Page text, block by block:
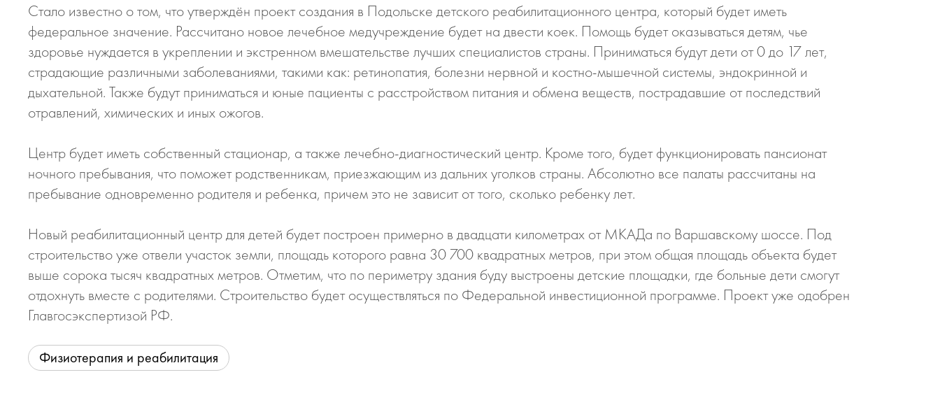
Стало известно о том, что утверждён проект создания в Подольске детского реабилитационного центра, который будет иметь
федеральное значение. Рассчитано новое лечебное медучреждение будет на двести коек. Помощь будет оказываться детям, чье
здоровье нуждается в укреплении и экстренном вмешательстве лучших специалистов страны. Приниматься будут дети от 0 до 17 лет,
страдающие различными заболеваниями, такими как: ретинопатия, болезни нервной и костно-мышечной системы, эндокринной и
дыхательной. Также будут приниматься и юные пациенты с расстройством питания и обмена веществ, пострадавшие от последствий
отравлений, химических и иных ожогов.
Центр будет иметь собственный стационар, а также лечебно-диагностический центр. Кроме того, будет функционировать пансионат
ночного пребывания, что поможет родственникам, приезжающим из дальних уголков страны. Абсолютно все палаты рассчитаны на
пребывание одновременно родителя и ребенка, причем это не зависит от того, сколько ребенку лет.
Новый реабилитационный центр для детей будет построен примерно в двадцати километрах от МКАДа по Варшавскому шоссе. Под
строительство уже отвели участок земли, площадь которого равна 30 700 квадратных метров, при этом общая площадь объекта будет
выше сорока тысяч квадратных метров. Отметим, что по периметру здания буду выстроены детские площадки, где больные дети смогут
отдохнуть вместе с родителями. Строительство будет осуществляться по Федеральной инвестиционной программе. Проект уже одобрен
Главгосэкспертизой РФ.
Физиотерапия и реабилитация